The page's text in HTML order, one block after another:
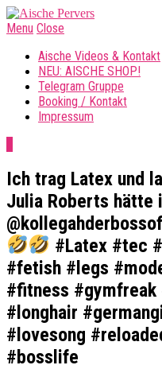
Menu Close
Aische Videos & Kontakt
NEU: AISCHE SHOP!
Telegram Gruppe
Booking / Kontakt
Impressum
Ich trag Latex und
Julia Roberts hätte
#Latex #tec
#fetish #legs
#fitness
#longhair
#lovesong
#bosslife